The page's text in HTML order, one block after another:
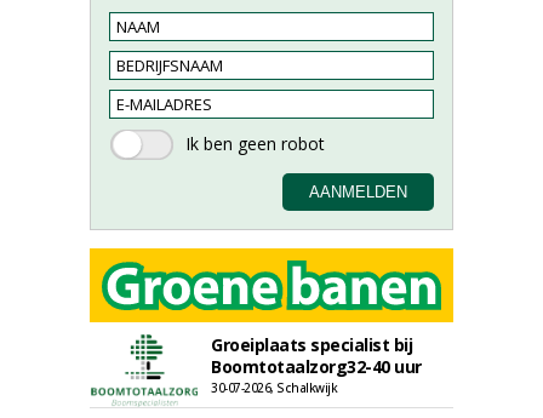
Groeiplaats specialist bij
Boomtotaalzorg32-40 uur
30-07-2026, Schalkwijk